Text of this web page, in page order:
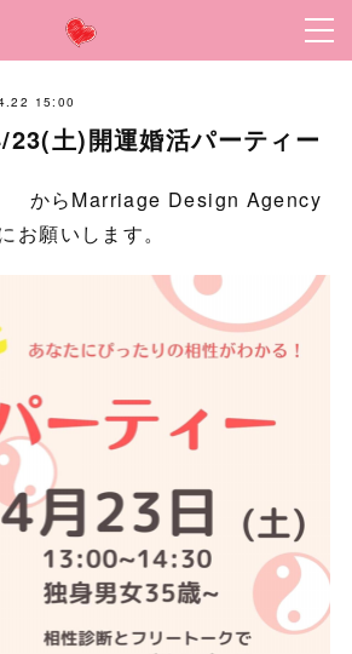
15:00
23(土)開運婚活パーティー
からMarriage Design Agency
お願いします。